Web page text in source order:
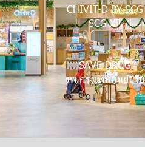
CHIVIT-D BY SCG
SCG XP
SAVE DRUG
รพ.กรุงเทพศูนย์วิจัย